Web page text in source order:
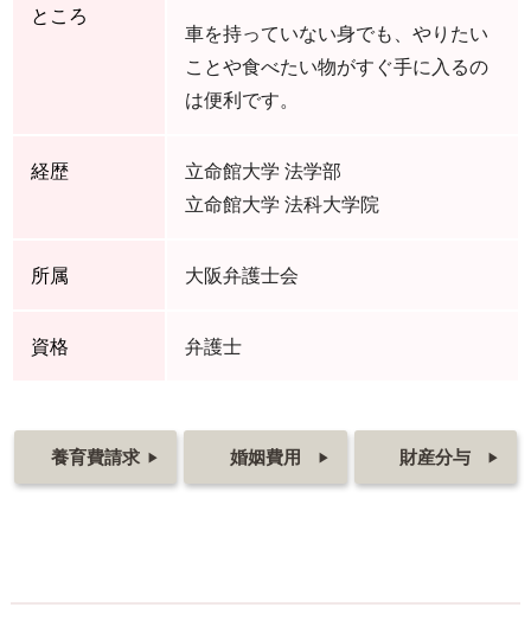
ところ
車を持っていない身でも、やりたい
ことや食べたい物がすぐ手に入るの
は便利です。
経歴
立命館大学 法学部
立命館大学 法科大学院
所属 大阪弁護士会
資格 弁護士
養育費請求 ▶ 婚姻費用 ▶ 財産分与 ▶